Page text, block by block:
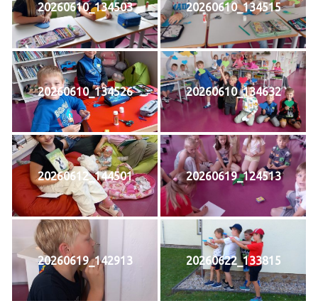
20260610_134503 20260610_134515
20260610_134526 20260610_134632
20260612_144501 20260619_124513
20260619_142913 20260622_133815